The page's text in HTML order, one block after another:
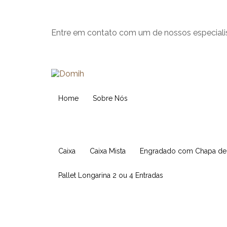
Entre em contato com um de nossos
Home Sobre Nós
Caixa Caixa Mista Engradado com Chapa
Pallet Longarina 2 ou 4 Entradas